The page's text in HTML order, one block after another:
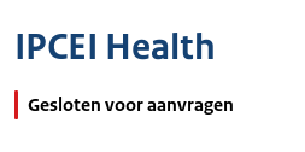
IPCEI Health
Gesloten voor aanvragen